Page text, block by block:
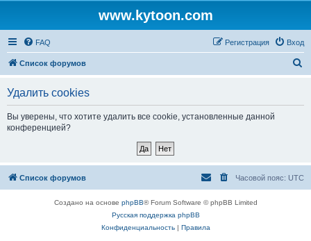
www.kytoon.com
FAQ Вход
Регистрация
Список форумов
Удалить cookies
Вы уверены, что хотите удалить все cookie, установленные данной
конференцией?
Список форумов Часовой пояс: UTC
Создано на основе phpBB® Forum Software © phpBB Limited
Русская поддержка phpBB
Конфиденциальность| Правила